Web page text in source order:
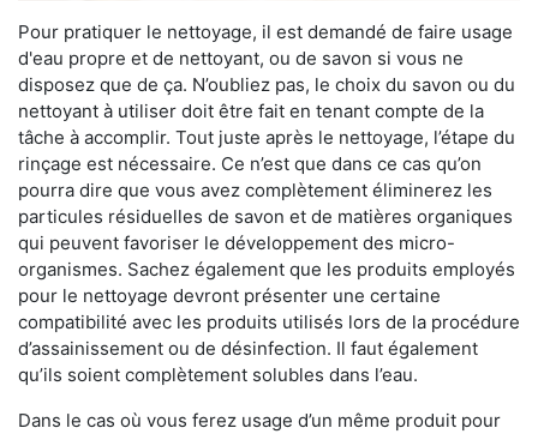
Pour pratiquer le nettoyage, il est demandé de faire usage
d'eau propre et de nettoyant, ou de savon si vous ne
disposez que de ça. N’oubliez pas, le choix du savon ou du
nettoyant à utiliser doit être fait en tenant compte de la
tâche à accomplir. Tout juste après le nettoyage, l’étape du
rinçage est nécessaire. Ce n’est que dans ce cas qu’on
pourra dire que vous avez complètement éliminerez les
particules résiduelles de savon et de matières organiques
qui peuvent favoriser le développement des micro-
organismes. Sachez également que les produits employés
pour le nettoyage devront présenter une certaine
compatibilité avec les produits utilisés lors de la procédure
d’assainissement ou de désinfection. Il faut également
qu’ils soient complètement solubles dans l’eau.
Dans le cas où vous ferez usage d’un même produit pour